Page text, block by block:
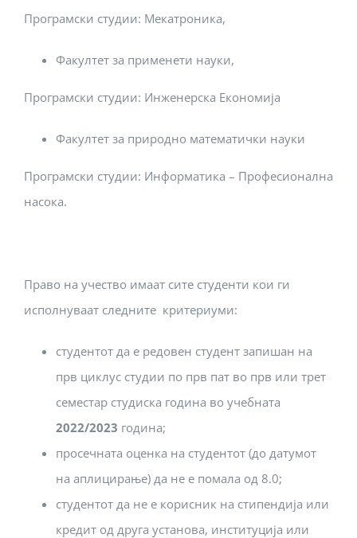
Програмски студии: Мекатроника,
Факултет за применети науки,
Програмски студии: Инженерска Економија
Факултет за природно математички науки
Програмски студии: Информатика – Професионална
насока.
Право на учество имаат сите студенти кои ги
исполнуваат следните критериуми:
студентот да е редовен студент запишан на
прв циклус студии по прв пат во прв или трет
семестар студиска година во учебната
2022/2023 година;
просечната оценка на студентот (до датумот
на аплицирање) да не е помала од 8.0;
студентот да не е корисник на стипендија или
кредит од друга установа, институција или